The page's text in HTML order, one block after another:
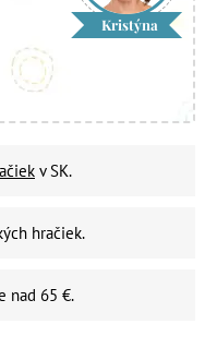
Kristýna
v SK.
hračiek.
nad 65 €.